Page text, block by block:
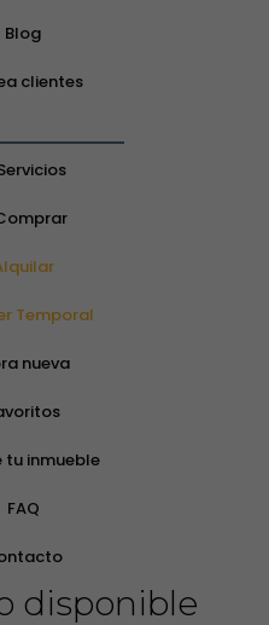
Blog
clientes
Temporal
nueva
tu inmueble
FAQ
disponible